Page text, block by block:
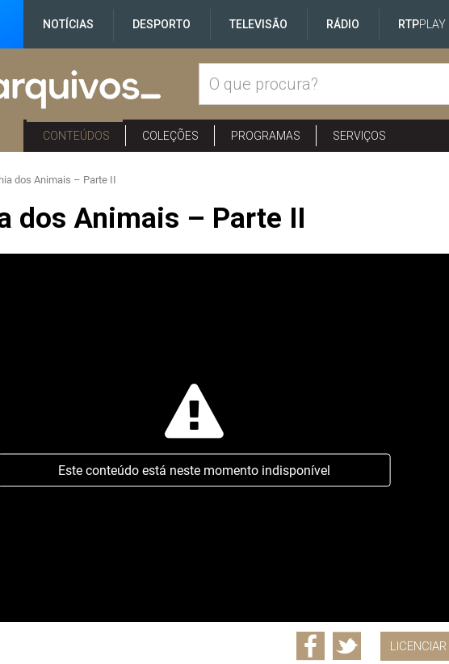
NOTÍCIAS DESPORTO TELEVISÃO RÁDIO RTPPLAY
CONTEÚDOS COLEÇÕES PROGRAMAS SERVIÇOS
dos Animais – Parte II
dos Animais – Parte II
Este conteúdo está neste momento indisponível